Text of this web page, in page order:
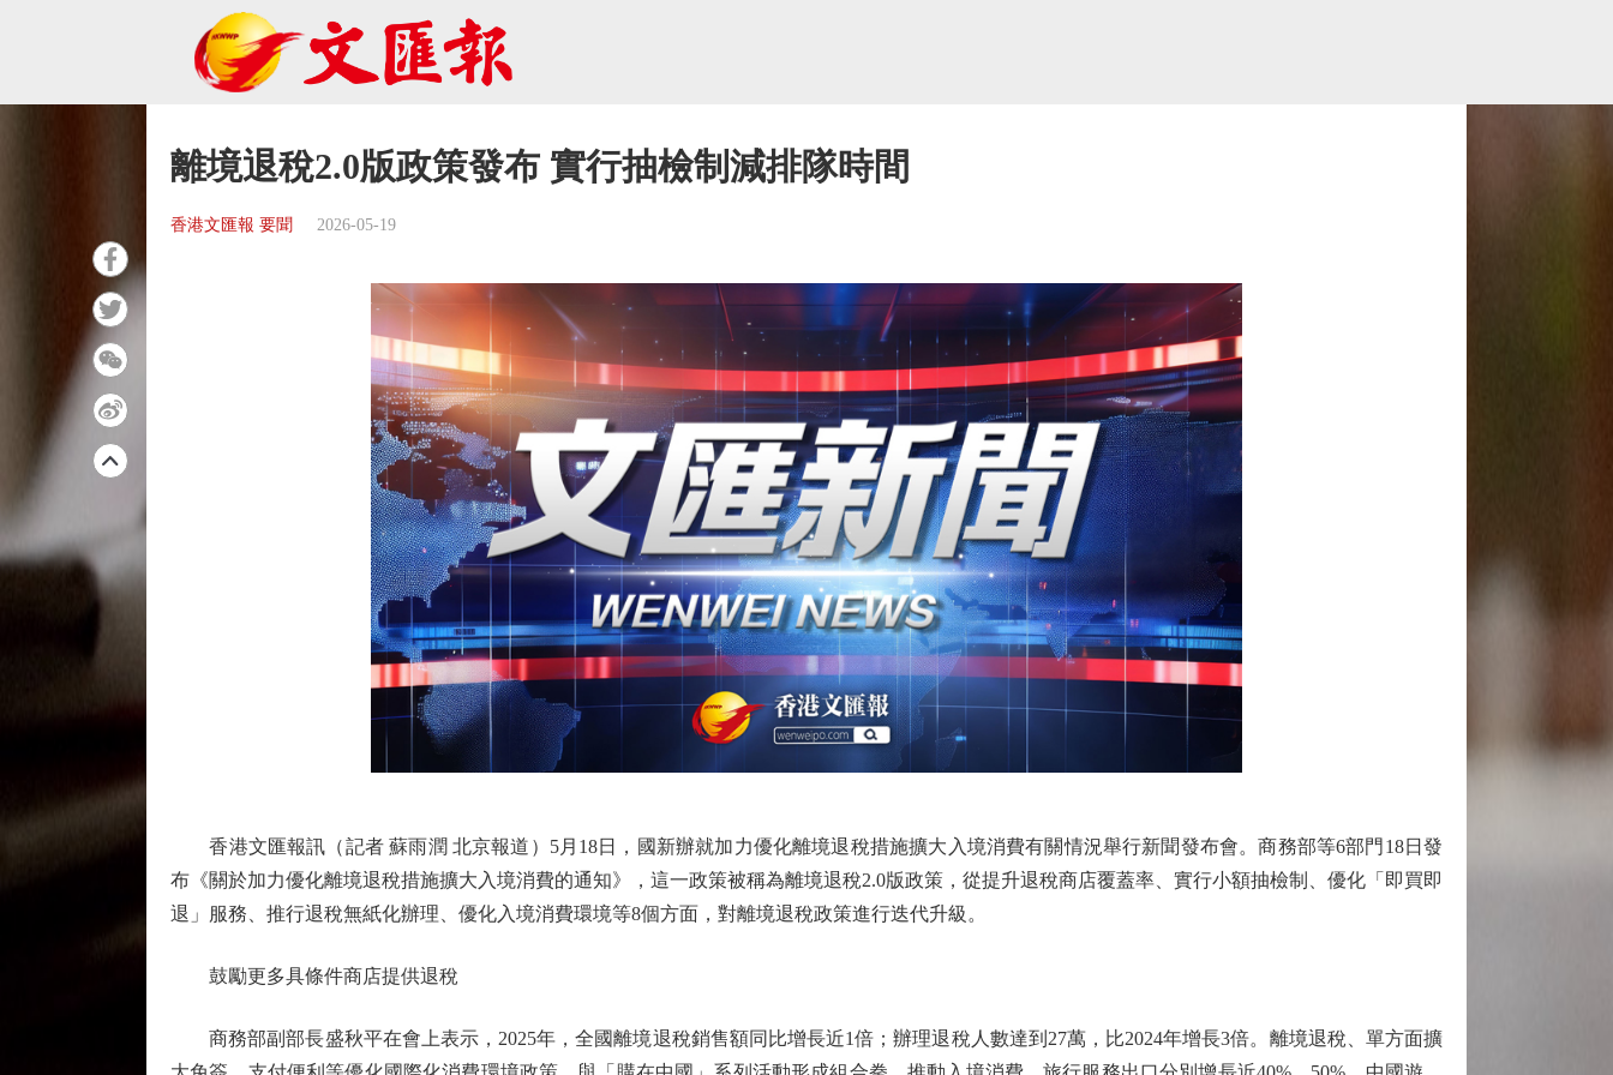
離境退稅2.0版政策發布 實行抽檢制減排隊時間
香港文匯報 要聞 2026-05-19
香港文匯報訊（記者 蘇雨潤 北京報道）5月18日，國新辦就加力優化離境退稅措施擴大入境消費有關情況舉行新聞發布會。商務部等6部門18日發
布《關於加力優化離境退稅措施擴大入境消費的通知》，這一政策被稱為離境退稅2.0版政策，從提升退稅商店覆蓋率、實行小額抽檢制、優化「即買即
退」服務、推行退稅無紙化辦理、優化入境消費環境等8個方面，對離境退稅政策進行迭代升級。
鼓勵更多具條件商店提供退稅
商務部副部長盛秋平在會上表示，2025年，全國離境退稅銷售額同比增長近1倍；辦理退稅人數達到27萬，比2024年增長3倍。離境退稅、單方面擴